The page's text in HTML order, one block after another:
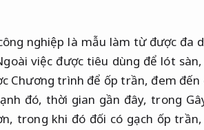
nghiệp là mẫu làm từ được đa
việc được tiêu dùng để lót
Chương trình để ốp trần, đem
đó, thời gian gần đây, trong
trong khi đó đối có gạch ốp